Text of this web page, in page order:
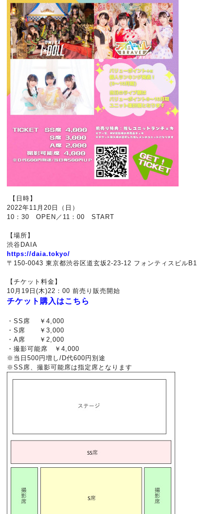
【日時】
2022年11月20日（日）
10：30 OPEN／11：00 START
【場所】
渋谷DAIA
https://daia.tokyo/
〒150-0043 東京都渋谷区道玄坂2-23-12 フォンティスビルB1
【チケット料金】
10月19日(木)22：00 前売り販売開始
チケット購入はこちら
・SS席 ￥4,000
・S席 ￥3,000
・A席 ￥2,000
・撮影可能席 ￥4,000
※当日500円増し/D代600円別途
※SS席、撮影可能席は指定席となります